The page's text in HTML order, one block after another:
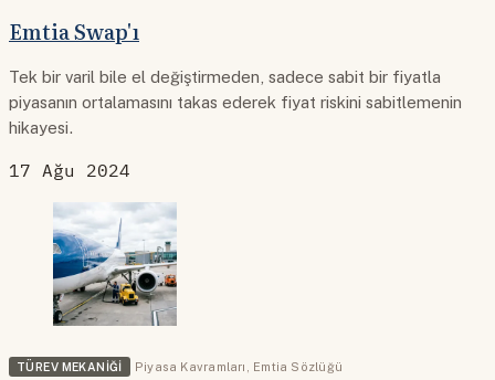
Emtia Swap'ı
Tek bir varil bile el değiştirmeden, sadece sabit bir fiyatla
piyasanın ortalamasını takas ederek fiyat riskini sabitlemenin
hikayesi.
17 Ağu 2024
TÜREV MEKANIĞI Piyasa Kavramları Emtia Sözlüğü